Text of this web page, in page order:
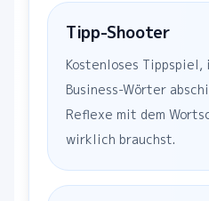
Tipp-Shooter
Kostenloses
Business-Wörter
Reflexe mit dem
wirklich brauchst.